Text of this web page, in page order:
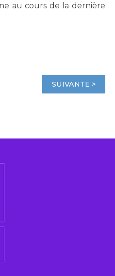
au cours de la dernière
SUIVANTE >